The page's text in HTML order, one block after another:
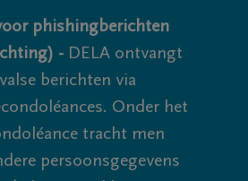
phishingberichten
- DELA ontvangt
berichten via
Onder het
tracht men
persoonsgegevens